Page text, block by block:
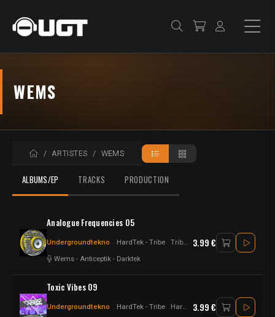
WEMS
ACCUEIL
ARTISTES WEMS
ALBUMS/EP TRACKS PRODUCTION
Analogue Frequencies 05
Undergroundtekno HardTek - Tribe Tribecore
Wems - Anticeptik - Darktek
3.99 €
Toxic Vibes 09
Undergroundtekno HardTek - Tribe Hardtek 3.99 €